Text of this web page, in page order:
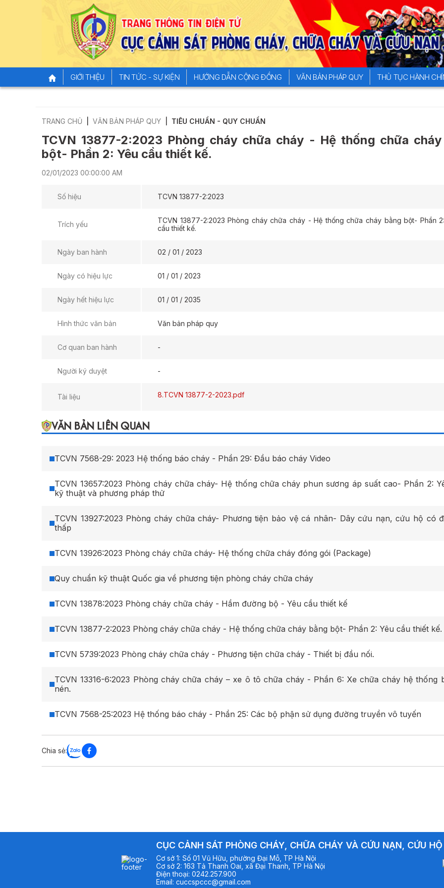
GIỚI THIỆU TIN TỨC - SỰ KIỆN HƯỚNG DẪN CỘNG ĐỒNG VĂN BẢN PHÁP QUY THỦ TỤC HÀNH
TRANG CHỦ VĂN BẢN PHÁP QUY TIÊU CHUẨN - QUY CHUẨN
TCVN 13877-2:2023 Phòng cháy chữa cháy - Hệ thống chữa
bột- Phần 2: Yêu cầu thiết kế.
02/01/2023 00:00:00 AM
Số hiệu TCVN 13877-2:2023
Trích yếu
TCVN 13877-2:2023 Phòng cháy chữa cháy - Hệ thống chữa cháy bằng bột- Phần
cầu thiết kế.
Ngày ban hành 02 / 01 / 2023
Ngày có hiệu lực 01 / 01 / 2023
Ngày hết hiệu lực 01 / 01 / 2035
Hình thức văn bản Văn bản pháp quy
Cơ quan ban hành -
Người ký duyệt -
Tài liệu 8.TCVN 13877-2-2023.pdf
VĂN BẢN LIÊN QUAN
TCVN 7568-29: 2023 Hệ thống báo cháy - Phần 29: Đầu báo cháy Video
TCVN 13657:2023 Phòng cháy chữa cháy- Hệ thống chữa cháy phun sương áp suất cao- Phần 2:
kỹ thuật và phương pháp thử
TCVN 13927:2023 Phòng cháy chữa cháy- Phương tiện bảo vệ cá nhân- Dây cứu nạn, cứu hộ có
thấp
TCVN 13926:2023 Phòng cháy chữa cháy- Hệ thống chữa cháy đóng gói (Package)
Quy chuẩn kỹ thuật Quốc gia về phương tiện phòng cháy chữa cháy
TCVN 13878:2023 Phòng cháy chữa cháy - Hầm đường bộ - Yêu cầu thiết kế
TCVN 13877-2:2023 Phòng cháy chữa cháy - Hệ thống chữa cháy bằng bột- Phần 2: Yêu cầu thiết kế.
TCVN 5739:2023 Phòng cháy chữa cháy - Phương tiện chữa cháy - Thiết bị đầu nối.
TCVN 13316-6:2023 Phòng cháy chữa cháy – xe ô tô chữa cháy - Phần 6: Xe chữa cháy hệ thống
nén.
TCVN 7568-25:2023 Hệ thống báo cháy - Phần 25: Các bộ phận sử dụng đường truyền vô tuyến
Chia sẻ:
CỤC CẢNH SÁT PHÒNG CHÁY, CHỮA CHÁY VÀ CỨU NẠN, CỨU HỘ
Cơ sở 1: Số 01 Vũ Hữu, phường Đại Mỗ, TP Hà Nội
Cơ sở 2: 163 Tả Thanh Oai, xã Đại Thanh, TP Hà Nội
Điện thoại: 0242.257.900
Email: cuccspccc@gmail.com